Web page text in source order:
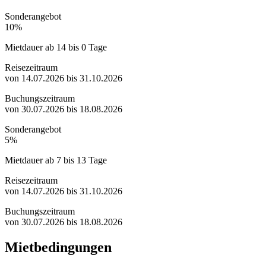
Sonderangebot
10%
Mietdauer ab 14 bis 0 Tage
Reisezeitraum
von 14.07.2026 bis 31.10.2026
Buchungszeitraum
von 30.07.2026 bis 18.08.2026
Sonderangebot
5%
Mietdauer ab 7 bis 13 Tage
Reisezeitraum
von 14.07.2026 bis 31.10.2026
Buchungszeitraum
von 30.07.2026 bis 18.08.2026
Mietbedingungen